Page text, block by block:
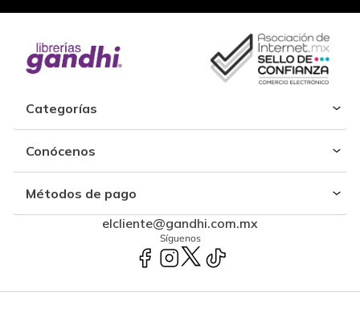
Categorías
Conócenos
Métodos de pago
elcliente@gandhi.com.mx
Síguenos